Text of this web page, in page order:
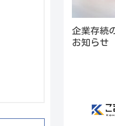
企業存続
お知らせ